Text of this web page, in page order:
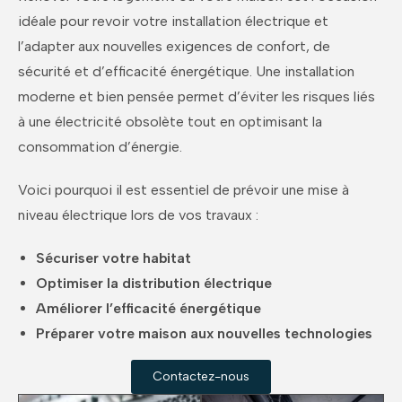
idéale pour revoir votre installation électrique et
l’adapter aux nouvelles exigences de confort, de
sécurité et d’efficacité énergétique. Une installation
moderne et bien pensée permet d’éviter les risques liés
à une électricité obsolète tout en optimisant la
consommation d’énergie.
Voici pourquoi il est essentiel de prévoir une mise à
niveau électrique lors de vos travaux :
Sécuriser votre habitat
Optimiser la distribution électrique
Améliorer l’efficacité énergétique
Préparer votre maison aux nouvelles technologies
Contactez-nous